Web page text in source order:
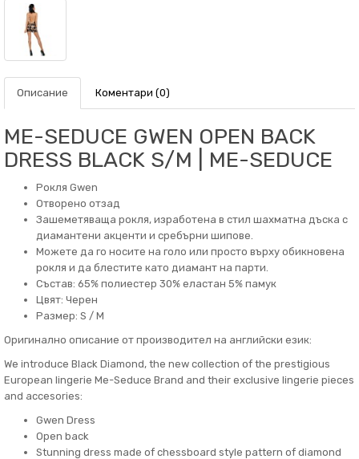
Описание Коментари (0)
ME-SEDUCE GWEN OPEN BACK
DRESS BLACK S/M | ME-SEDUCE
Рокля Gwen
Отворено отзад
Зашеметяваща рокля, изработена в стил шахматна дъска с
диамантени акценти и сребърни шипове.
Можете да го носите на голо или просто върху обикновена
рокля и да блестите като диамант на парти.
Състав: 65% полиестер 30% еластан 5% памук
Цвят: Черен
Размер: S / M
Оригинално описание от производител на английски език:
We introduce Black Diamond, the new collection of the prestigious
European lingerie Me-Seduce Brand and their exclusive lingerie pieces
and accesories:
Gwen Dress
Open back
Stunning dress made of chessboard style pattern of diamond